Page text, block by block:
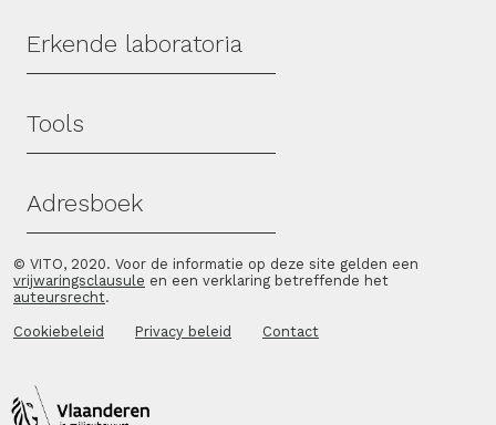
Erkende laboratoria
Tools
Adresboek
© VITO, 2020. Voor de informatie op deze site gelden een
vrijwaringsclausule en een verklaring betreffende het
auteursrecht.
Cookiebeleid Privacy beleid Contact